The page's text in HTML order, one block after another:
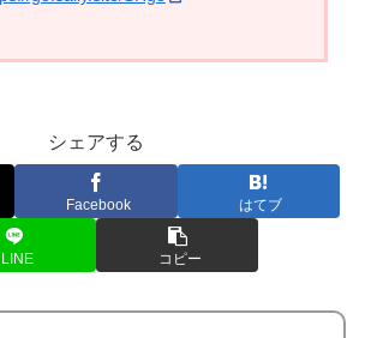
シェアする
Facebook はてブ
LINE コピー